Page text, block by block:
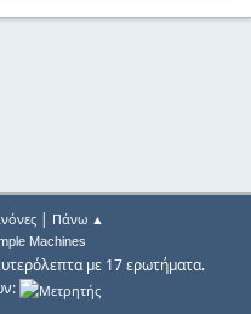
| Πάνω ▲
Machines
με 17 ερωτήματα.